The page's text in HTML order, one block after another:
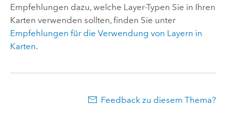
Empfehlungen dazu, welche Layer-Typen Sie in Ihren
Karten verwenden sollten, finden Sie unter
Empfehlungen für die Verwendung von Layern in
Karten.
Feedback zu diesem Thema?